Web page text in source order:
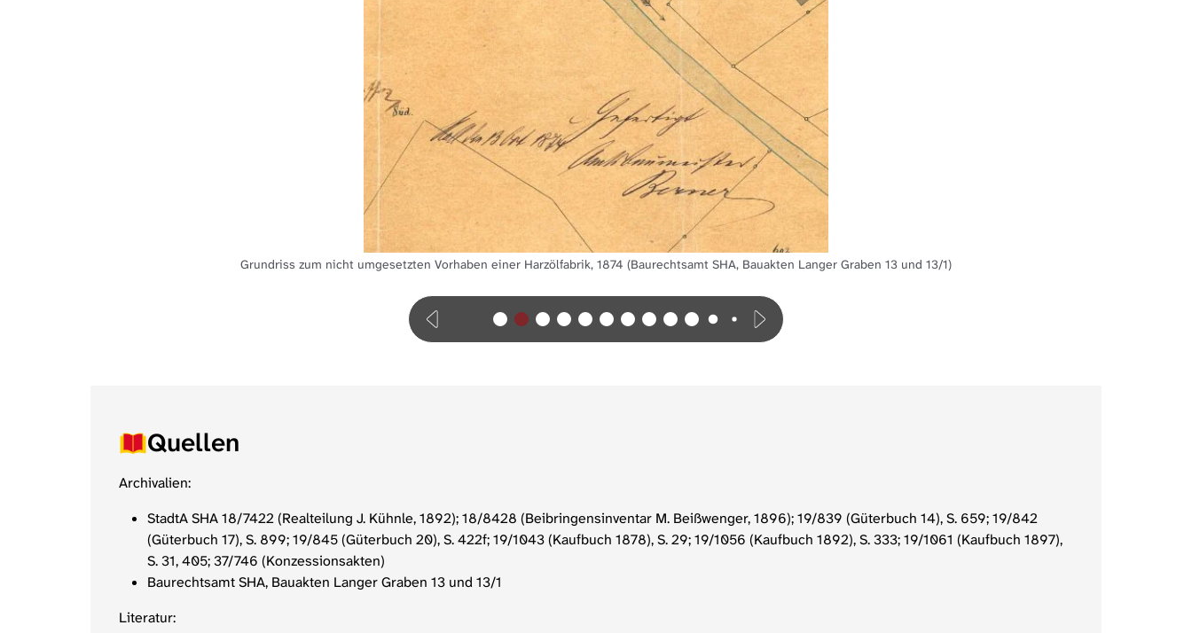
Grundriss zum nicht umgesetzten Vorhaben einer Harzölfabrik, 1874 (Baurechtsamt SHA, Bauakten Langer Graben 13 und 13/1)
Quellen
Archivalien:
StadtA SHA 18/7422 (Realteilung J. Kühnle, 1892); 18/8428 (Beibringensinventar M. Beißwenger, 1896); 19/839 (Güterbuch 14), S. 659; 19/842
(Güterbuch 17), S. 899; 19/845 (Güterbuch 20), S. 422f; 19/1043 (Kaufbuch 1878), S. 29; 19/1056 (Kaufbuch 1892), S. 333; 19/1061 (Kaufbuch 1897),
S. 31, 405; 37/746 (Konzessionsakten)
Baurechtsamt SHA, Bauakten Langer Graben 13 und 13/1
Literatur: